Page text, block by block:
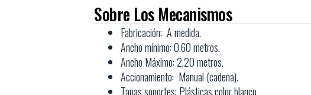
Sobre Los Mecanismos
Fabricación: A medida.
Ancho mínimo: 0,60 metros.
Ancho Máximo: 2,20 metros.
Accionamiento: Manual (cadena).
Tapas soportes: Plásticas color blanco.